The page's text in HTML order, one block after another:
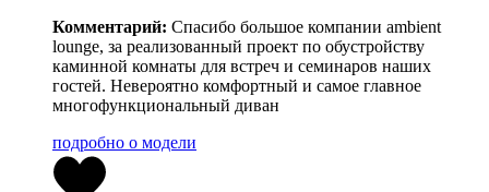
Комментарий: Спасибо большое компании ambient
lounge, за реализованный проект по обустройству
каминной комнаты для встреч и семинаров наших
гостей. Невероятно комфортный и самое главное
многофункциональный диван
подробно о модели